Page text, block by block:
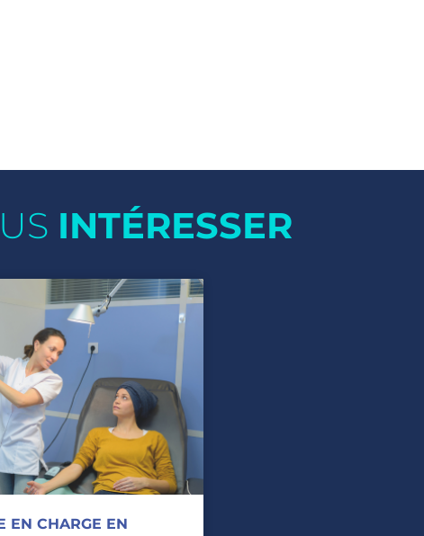
INTÉRESSER
EN CHARGE EN